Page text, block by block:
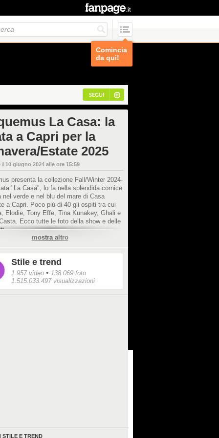
Comincia
da qui!
SEGUI
La Casa: la
a Capri per la
Estate 2025
il 10 giugno 2024 alle ore 15:59
presenta la collezione Fall/Winter 2024-
"La Casa", lo fa nella splendida cornice
nel verde e nel blu del mare di Casa
a Capri. Poco più di 40 gli ospiti tra cui
Elodie, Tony Effe, Tina Kunakey, Ghali e
Ecco tutte le foto della show e delle
mostra altro
Stile e trend
1.957 video • 138.069 foto
1.515.033.497 visualizzazioni
STILE E TREND